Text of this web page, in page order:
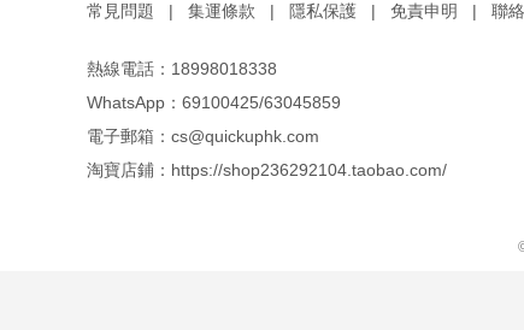
常見問題 | 集運條款 | 隱私保護 | 免責申明 | 聯
熱線電話：18998018338
WhatsApp：69100425/63045859
電子郵箱：cs@quickuphk.com
淘寶店鋪：https://shop236292104.taobao.com/